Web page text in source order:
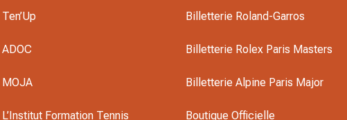
Ten’Up
ADOC
MOJA
L’Institut Formation Tennis
Billetterie Roland-Garros
Billetterie Rolex Paris Masters
Billetterie Alpine Paris Major
Boutique Officielle